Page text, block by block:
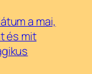
a mai,
és mit